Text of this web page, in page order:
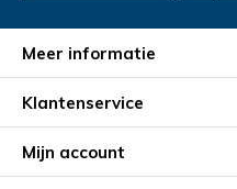
Meer informatie
Klantenservice
Mijn account